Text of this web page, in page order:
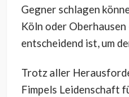
Gegner schlagen
Köln oder Oberhausen
entscheidend ist, um
Trotz aller
Fimpels Leidenschaft